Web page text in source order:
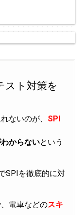
スト対策を
ないのが、 SPI
からないという
SPIを徹底的に対
電車などのスキ